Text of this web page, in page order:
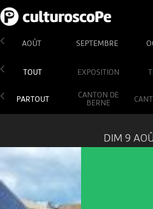
AOÛT SEPTEMBRE
TOUT EXPOSITION
PARTOUT
CANTON DE
BERNE
DIM 9